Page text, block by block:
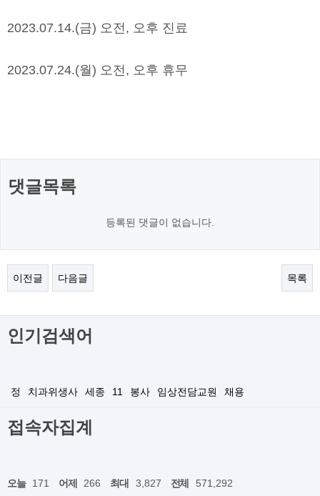
2023.07.14.(금) 오전, 오후 진료
2023.07.24.(월) 오전, 오후 휴무
댓글목록
등록된 댓글이 없습니다.
이전글 다음글 목록
인기검색어
정 치과위생사 세종 11 봉사 임상전담교원 채용
접속자집계
오늘 171 어제 266 최대 3,827 전체 571,292